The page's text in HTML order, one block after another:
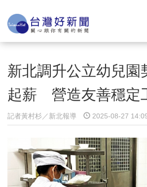
新北調升公立幼兒園
起薪 營造友善穩定
記者黃村杉／新北報導 2025-08-27